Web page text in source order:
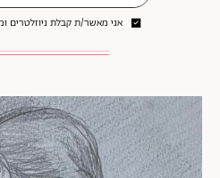
אני מאשר/ת קבלת ניוזלטרים